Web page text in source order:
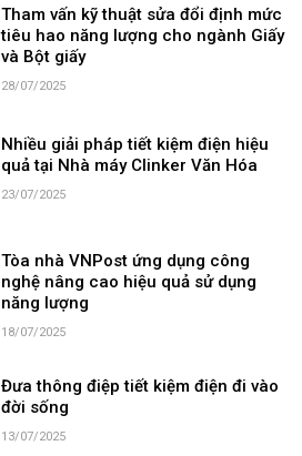
Tham vấn kỹ thuật sửa đổi định mức
tiêu hao năng lượng cho ngành Giấy
và Bột giấy
28/07/2025
Nhiều giải pháp tiết kiệm điện hiệu
quả tại Nhà máy Clinker Văn Hóa
23/07/2025
Tòa nhà VNPost ứng dụng công
nghệ nâng cao hiệu quả sử dụng
năng lượng
18/07/2025
Đưa thông điệp tiết kiệm điện đi vào
đời sống
13/07/2025